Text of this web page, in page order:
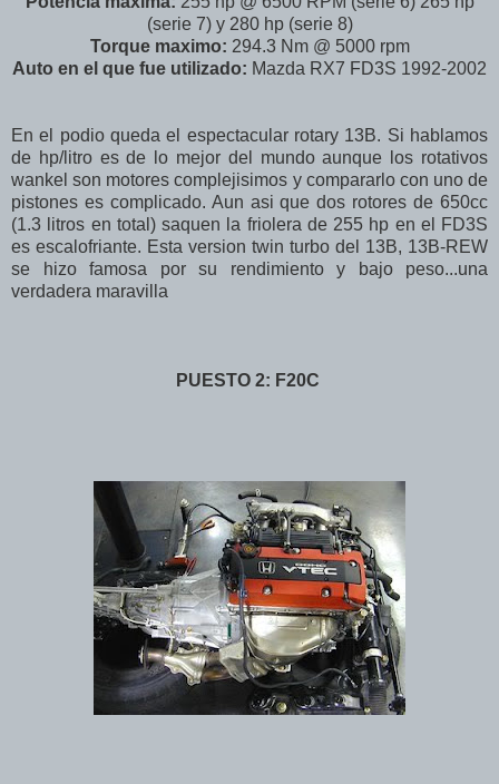
(serie 7) y 280 hp (serie 8)
Torque maximo: 294.3 Nm @ 5000 rpm
Auto en el que fue utilizado: Mazda RX7 FD3S 1992-2002
En el podio queda el espectacular rotary 13B. Si hablamos
de hp/litro es de lo mejor del mundo aunque los rotativos
wankel son motores complejisimos y compararlo con uno de
pistones es complicado. Aun asi que dos rotores de 650cc
(1.3 litros en total) saquen la friolera de 255 hp en el FD3S
es escalofriante. Esta version twin turbo del 13B, 13B-REW
se hizo famosa por su rendimiento y bajo peso...una
verdadera maravilla
PUESTO 2: F20C